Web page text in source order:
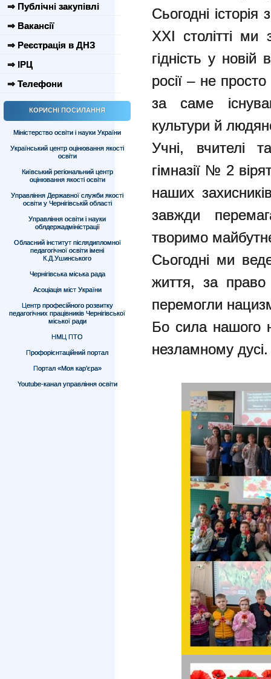
⇒ Публічні закупівлі
⇒ Вакансії
⇒ Реєстрація в ДНЗ
⇒ ІРЦ
⇒ Телефони
КОРИСНІ ПОСИЛАННЯ
Міністерство освіти і науки України
Український центр оцінювання якості
освіти
Київський регіональний центр
оцінювання якості освіти
Управління Державної служби якості
освіти у Чернігівській області
Управління освіти і науки
облдержадміністрації
Обласний інститут післядипломної
педагогічної освіти імені
К.Д.Ушинського
Чернігівська міська рада
Асоціація міст України
Центр професійного розвитку
педагогічних працівників Чернігівської
міської ради
НМЦ ПТО
Профорієнтаційний портал
Портал «Моя кар’єра»
Youtube-канал управління освіти
Сьогодні
ХХІ столітті ми
гідність у
росії – не
за саме
культури й
Учні, вчителі
гімназії № 2
наших
завжди
творимо
Сьогодні ми
життя, за право
перемогли
Бо сила нашого
незламному дусі.